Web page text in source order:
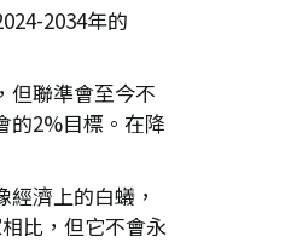
2034年的
但聯準會至今不
的2%目標。在降
濟上的白蟻，
比，但它不會永